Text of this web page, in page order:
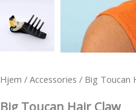
Hjem / Accessories / Big Toucan
Big Toucan Hair Claw